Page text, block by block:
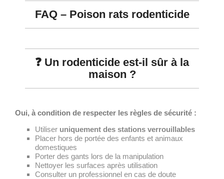
FAQ – Poison rats rodenticide
❓ Un rodenticide est-il sûr à la
maison ?
Oui, à condition de respecter les règles de sécurité :
Utiliser uniquement des stations verrouillables
Placer hors de portée des enfants et animaux
domestiques
Porter des gants lors de la manipulation
Nettoyer les surfaces après utilisation
Consulter un professionnel en cas de doute